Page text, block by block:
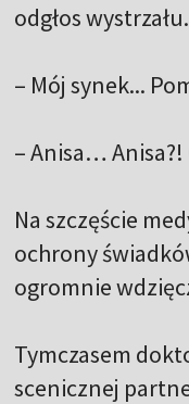
odgłos wystrzału.
– Mój synek...
– Anisa… Anisa?!
Na szczęście
ochrony
ogromnie
Tymczasem
scenicznej